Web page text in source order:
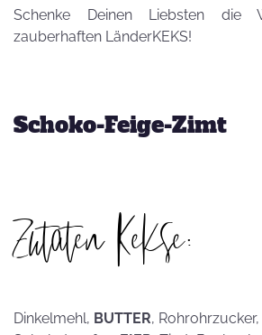
Schenke Deinen Liebsten die
zauberhaften LänderKEKS!
Schoko-Feige-Zimt
Zutaten Kekse:
Dinkelmehl, BUTTER, Rohrohrzucker,